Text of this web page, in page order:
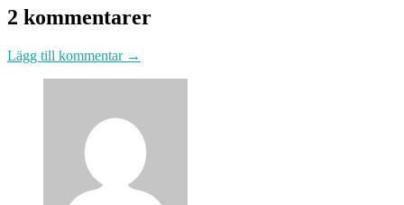
2 kommentarer
Lägg till kommentar →